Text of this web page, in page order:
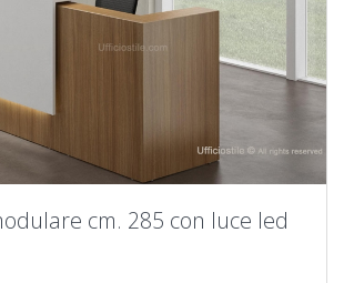
cm. 285 con luce led